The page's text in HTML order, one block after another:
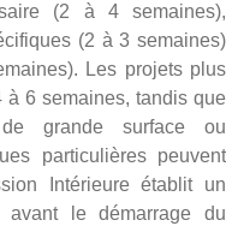
(2 à 4 semaines),
(2 à 3 semaines)
Les projets plus
à 6 semaines, tandis que
de grande surface ou
particulières peuvent
Intérieure établit un
le démarrage du